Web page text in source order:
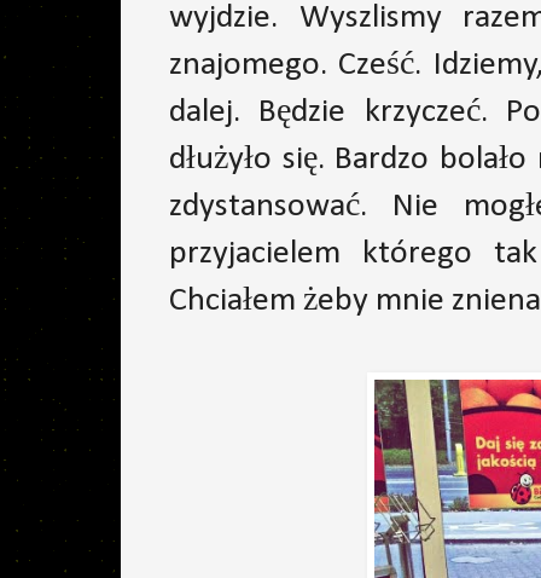
wyjdzie. Wyszlismy
znajomego. Cześć.
dalej. Będzie krzyczeć.
dłużyło się. Bardzo
zdystansować. Nie
przyjacielem którego
Chciałem żeby mnie